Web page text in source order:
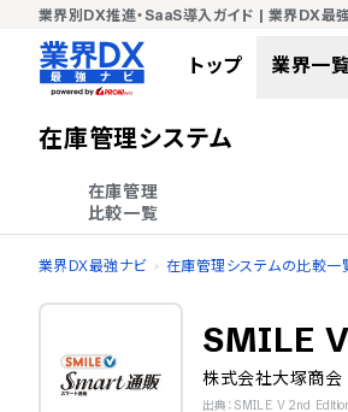
業界別DX推進・SaaS導入ガイド | 業界DX最
トップ 業界一
在庫管理システム
在庫管理
比較一覧
業界DX最強ナビ 在庫管理システムの比較一
SMILE
株式会社大塚商会
出典：SMILE V 2nd